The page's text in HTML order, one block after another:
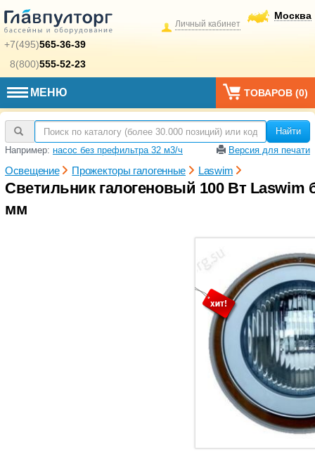
+7(495)565-36-39
8(800)555-52-23
Москва
Личный кабинет
МЕНЮ ТОВАРОВ (0)
Найти
Например: насос без префильтра 32 м3/ч Версия для печати
Освещение Прожекторы галогенные Laswim
Cветильник галогеновый 100 Вт Laswim
мм